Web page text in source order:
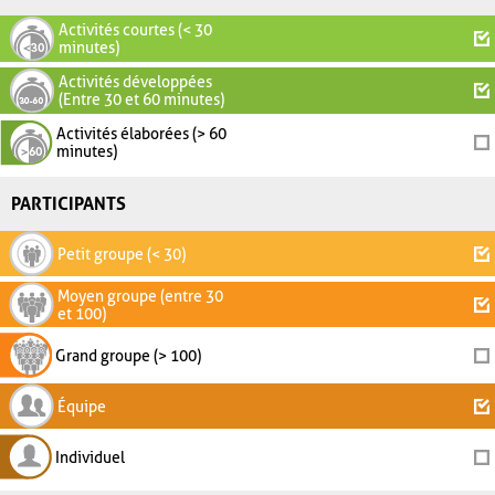
Activités courtes (< 30
minutes)
Activités développées
(Entre 30 et 60 minutes)
Activités élaborées (> 60
minutes)
PARTICIPANTS
Petit groupe (< 30)
Moyen groupe (entre 30
et 100)
Grand groupe (> 100)
Équipe
Individuel